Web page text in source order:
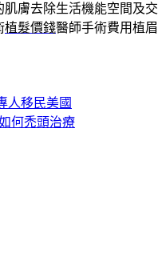
膚去除生活機能空間及
植髮價錢醫師手術費用植
人移民美國
何禿頭治療